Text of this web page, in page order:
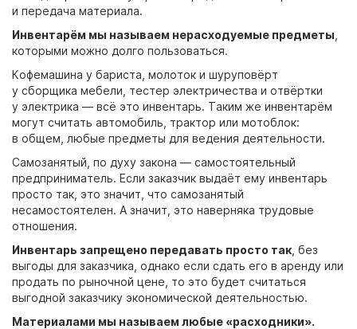
и передача материала.
Инвентарём мы называем нерасходуемые предметы
которыми можно долго пользоваться.
Кофемашина у бариста, молоток и шуруповёрт
у сборщика мебели, тестер электричества и отвёртки
у электрика — всё это инвентарь. Таким же инвентарём
могут считать автомобиль, трактор или мотоблок:
в общем, любые предметы для ведения деятельности.
Самозанятый, по духу закона — самостоятельный
предприниматель. Если заказчик выдаёт ему инвентарь
просто так, это значит, что самозанятый
несамостоятелен. А значит, это наверняка трудовые
отношения.
Инвентарь запрещено передавать просто так , без
выгоды для заказчика, однако если сдать его в аренду или
продать по рыночной цене, то это будет считаться
выгодной заказчику экономической деятельностью.
Материалами мы называем любые «расходники».